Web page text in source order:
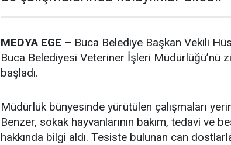
MEDYA EGE – Buca Belediye Başkan Vekili
Buca Belediyesi Veteriner İşleri Müdürlüğü’nü
başladı.
Müdürlük bünyesinde yürütülen çalışmaları
Benzer, sokak hayvanlarının bakım, tedavi ve
hakkında bilgi aldı. Tesiste bulunan can